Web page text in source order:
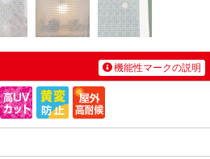
機能性マークの説明